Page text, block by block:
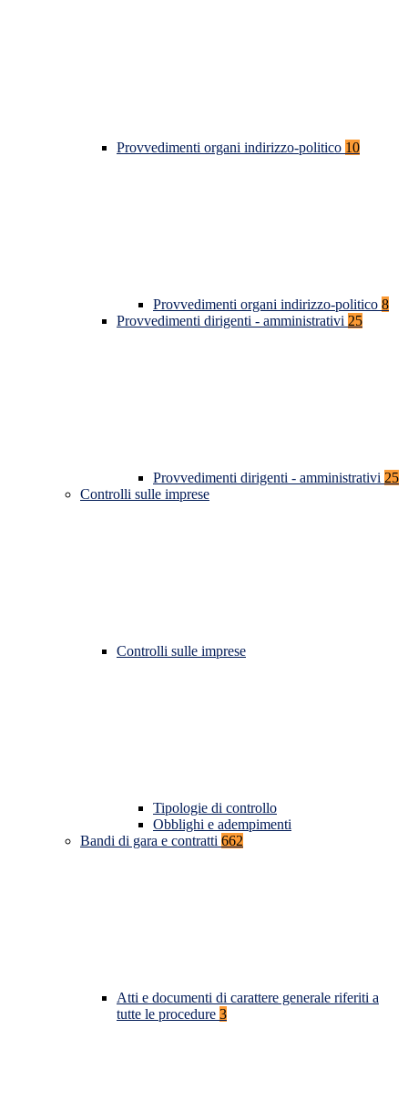
Provvedimenti organi indirizzo-politico 10
Provvedimenti organi indirizzo-politico 8
Provvedimenti dirigenti - amministrativi 25
Provvedimenti dirigenti - amministrativi 25
Controlli sulle imprese
Controlli sulle imprese
Tipologie di controllo
Obblighi e adempimenti
Bandi di gara e contratti 662
Atti e documenti di carattere generale riferiti a
tutte le procedure 3